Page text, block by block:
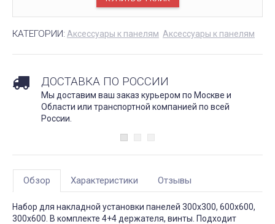
КАТЕГОРИИ: Аксессуары к панелям Аксессуары к панелям
ДОСТАВКА ПО РОССИИ
Мы доставим ваш заказ курьером по Москве и
Области или транспортной компанией по всей
России.
Обзор Характеристики Отзывы
Набор для накладной установки панелей 300х300, 600х600,
300х600. В комплекте 4+4 держателя, винты. Подходит